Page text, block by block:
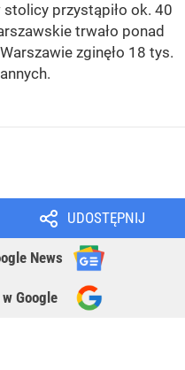
przystąpiło ok. 40
trwało ponad
zginęło 18 tys.
UDOSTĘPNIJ
News
Google